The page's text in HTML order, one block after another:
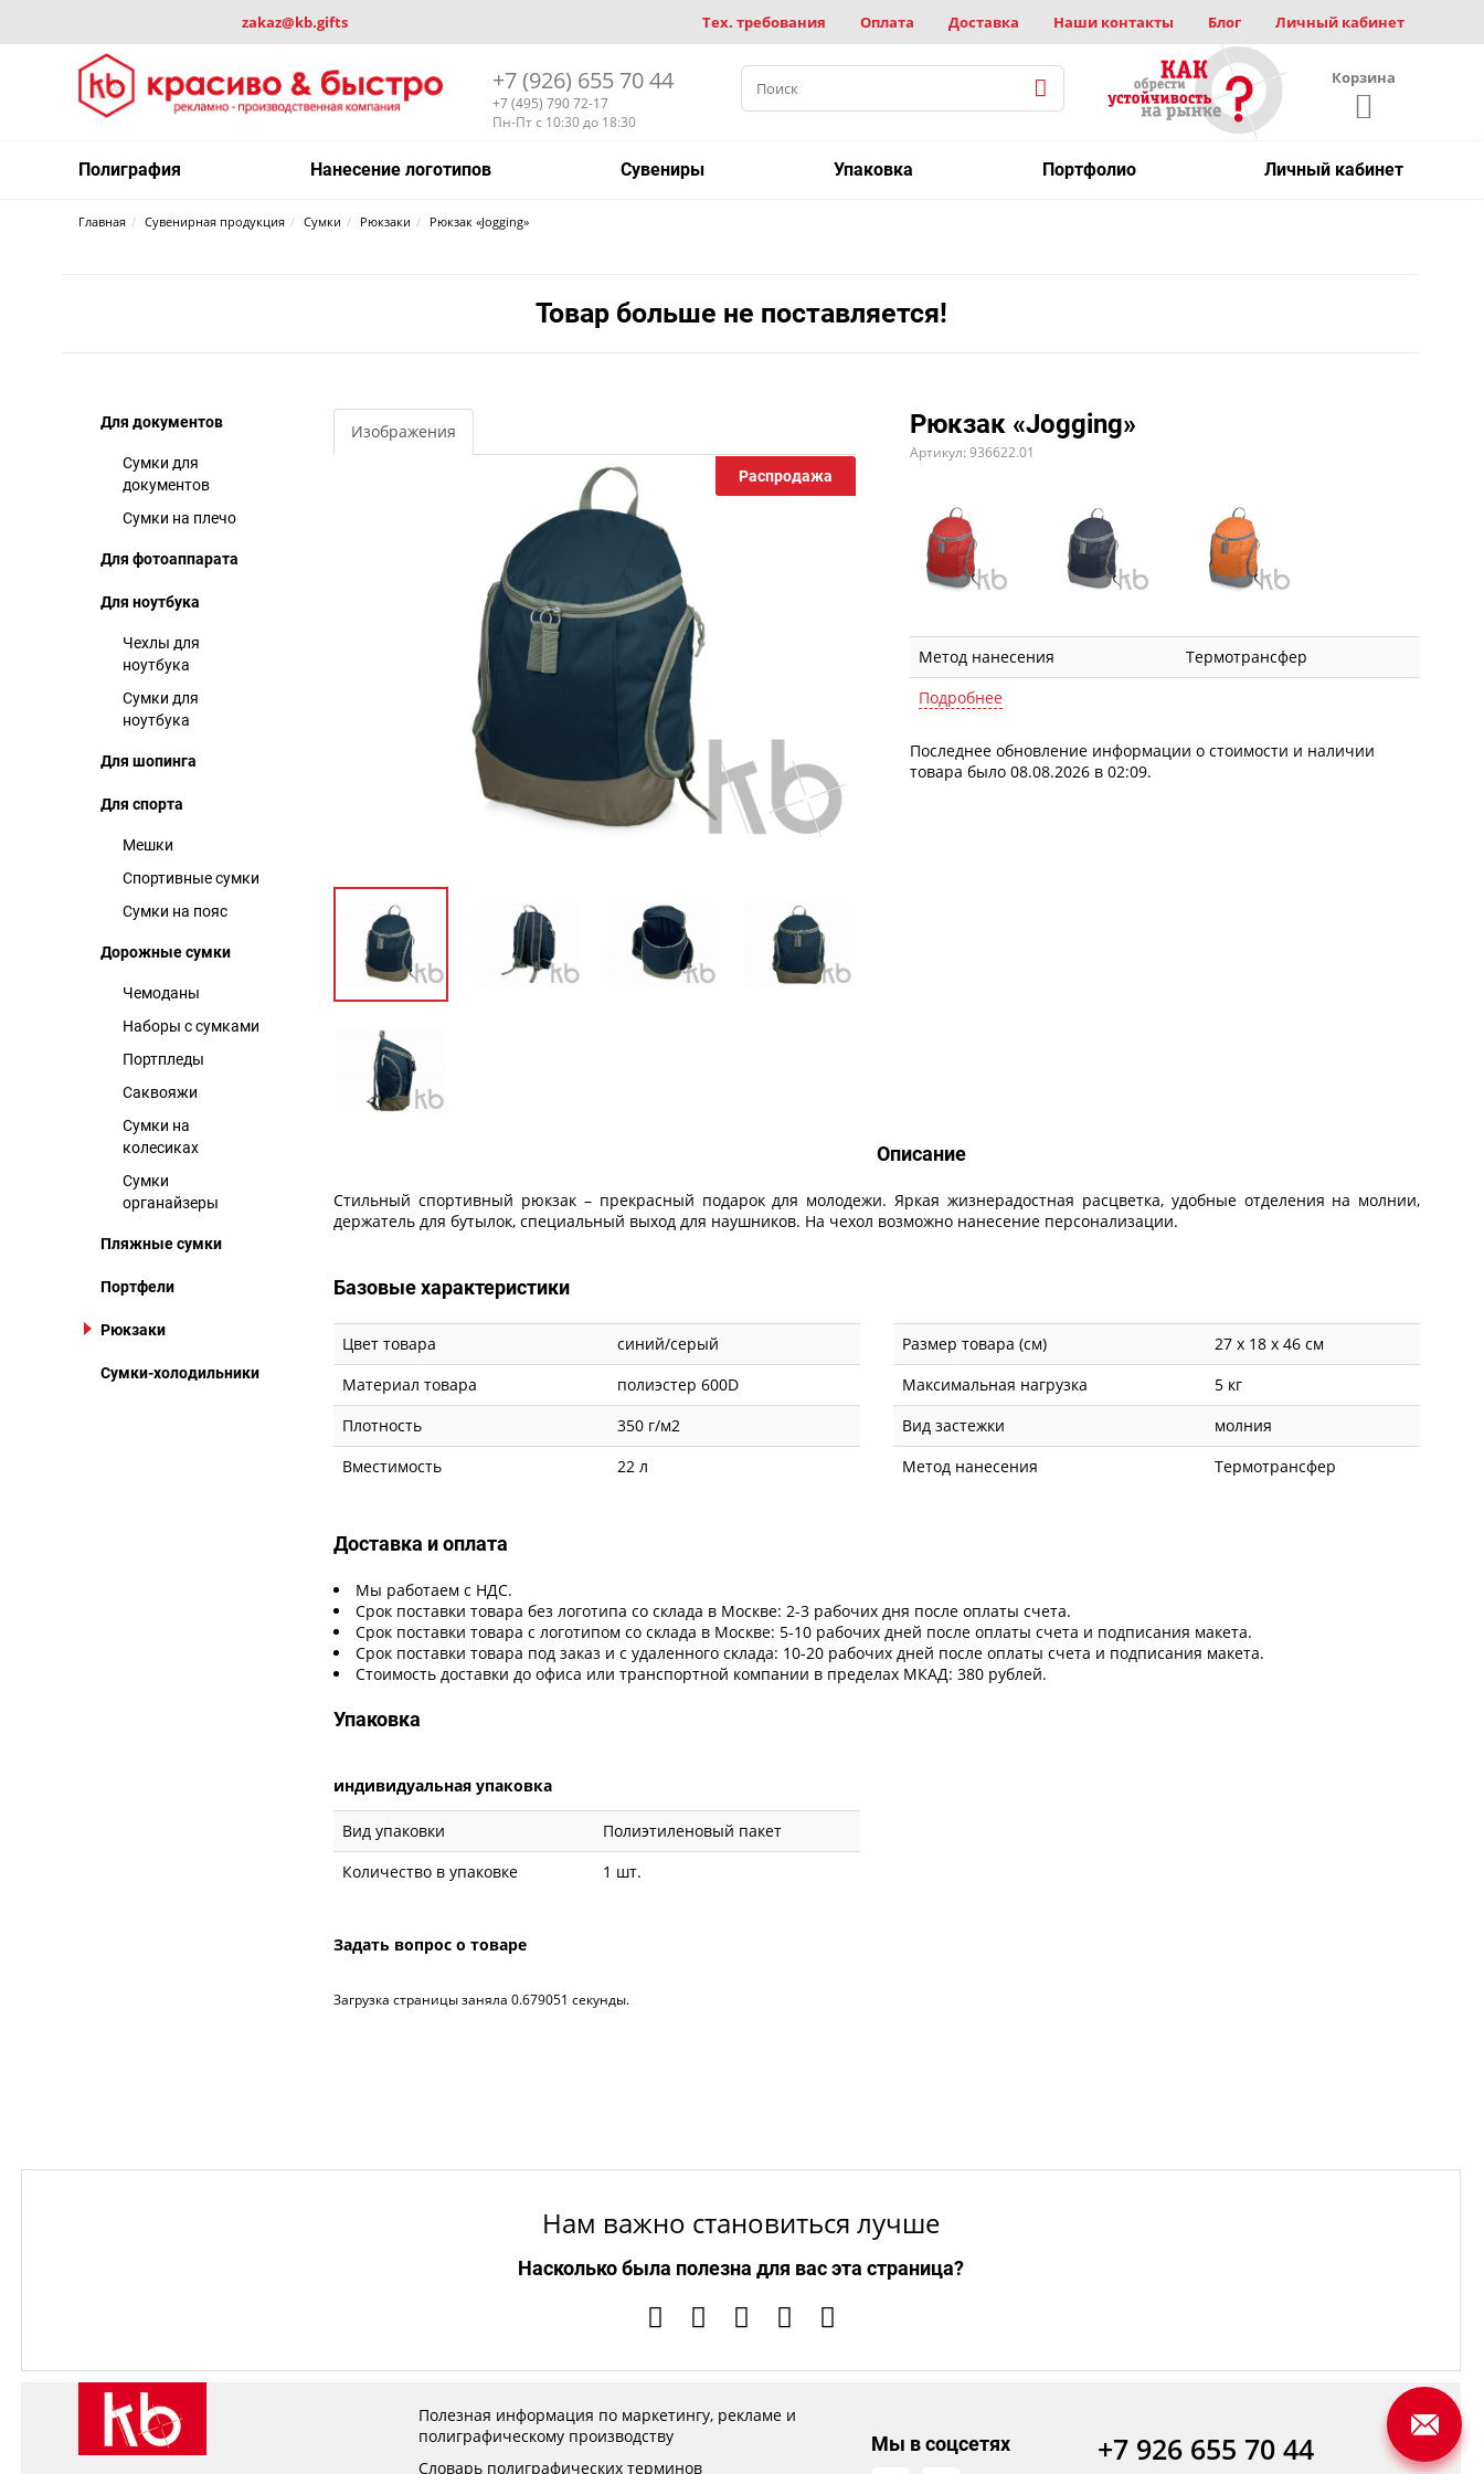
zakaz@kb.gifts Тех. требования Оплата Доставка Наши контакты Блог Личный кабинет
+7 (926) 655 70 44
+7 (495) 790 72-17
Пн-Пт с 10:30 до 18:30
Корзина
Полиграфия Нанесение логотипов Сувениры Упаковка Портфолио Личный кабинет
Главная Сувенирная продукция Сумки Рюкзаки Рюкзак «Jogging»
Товар больше не поставляется!
Для документов
Сумки для
документов
Сумки на плечо
Для фотоаппарата
Для ноутбука
Чехлы для
ноутбука
Сумки для
ноутбука
Для шопинга
Для спорта
Мешки
Спортивные сумки
Сумки на пояс
Дорожные сумки
Чемоданы
Наборы с сумками
Портпледы
Саквояжи
Сумки на
колесиках
Сумки
органайзеры
Пляжные сумки
Портфели
Рюкзаки
Сумки-холодильники
Рюкзак «Jogging»
Артикул: 936622.01
Изображения
Распродажа
Метод нанесения
Термотрансфер
Подробнее
Последнее обновление информации о стоимости и наличии
товара было 08.08.2026 в 02:09.
Описание
Стильный спортивный рюкзак – прекрасный подарок для молодежи. Яркая жизнерадостная расцветка, удобные отделения на молнии,
держатель для бутылок, специальный выход для наушников. На чехол возможно нанесение персонализации.
Базовые характеристики
Цвет товара
синий/серый
Материал товара
полиэстер 600D
Плотность
350 г/м2
Вместимость
22 л
Размер товара (см)
27 х 18 х 46 см
Максимальная нагрузка
5 кг
Вид застежки
молния
Метод нанесения
Термотрансфер
Доставка и оплата
Мы работаем с НДС.
Срок поставки товара без логотипа со склада в Москве: 2-3 рабочих дня после оплаты счета.
Срок поставки товара с логотипом со склада в Москве: 5-10 рабочих дней после оплаты счета и подписания макета.
Срок поставки товара под заказ и с удаленного склада: 10-20 рабочих дней после оплаты счета и подписания макета.
Стоимость доставки до офиса или транспортной компании в пределах МКАД: 380 рублей.
Упаковка
индивидуальная упаковка
Вид упаковки
Полиэтиленовый пакет
Количество в упаковке
1 шт.
Задать вопрос о товаре
Загрузка страницы заняла 0.679051 секунды.
Нам важно становиться лучше
Насколько была полезна для вас эта страница?
Полезная информация по маркетингу, рекламе и
полиграфическому производству
Словарь полиграфических терминов
Мы в соцсетях
+7 926 655 70 44